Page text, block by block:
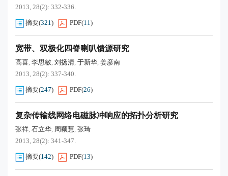
2013, 28(2): 332-336.
摘要(321) PDF(11)
宽带、双极化四脊喇叭馈源研究
高喜, 李思敏, 刘扬清, 于新华, 姜彦南
2013, 28(2): 337-340.
摘要(247) PDF(26)
复杂传输线网络电磁脉冲响应的拓扑分析研究
张祥, 石立华, 周颖慧, 张琦
2013, 28(2): 341-347.
摘要(142) PDF(13)